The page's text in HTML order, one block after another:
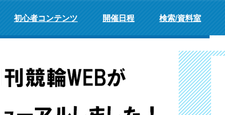
初心者コンテンツ 開催日程 検索/資料室